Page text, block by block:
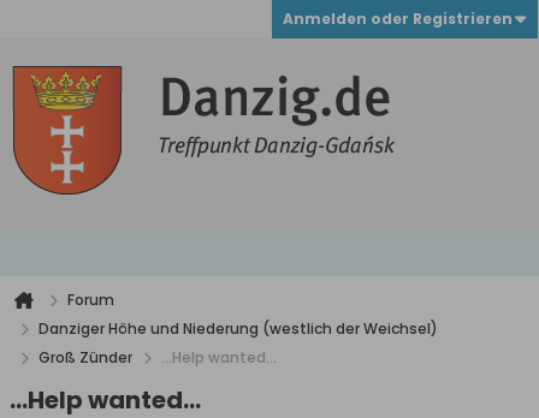
Anmelden oder Registrieren
Forum
Danziger Höhe und Niederung (westlich der Weichsel)
Groß Zünder
...Help wanted...
...Help wanted...